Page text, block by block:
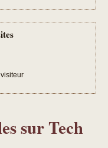
visiteur
sur Tech